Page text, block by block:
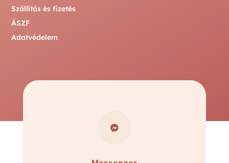
Szállítás és fizetés
ÁSZF
Adatvédelem
